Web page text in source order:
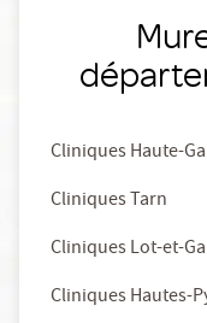
Cliniques Haute-
Cliniques Tarn
Cliniques Lot-et-
Cliniques Hautes-